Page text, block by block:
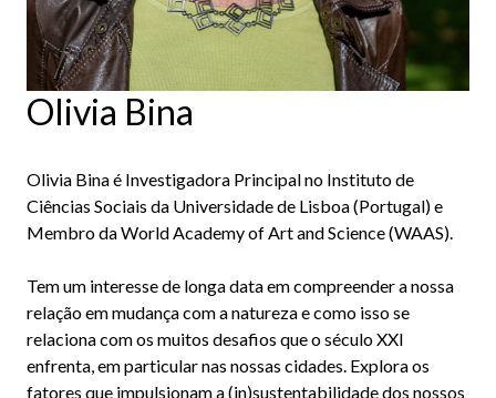
Olivia Bina
Olivia Bina é Investigadora Principal no Instituto de
Ciências Sociais da Universidade de Lisboa (Portugal) e
Membro da World Academy of Art and Science (WAAS).
Tem um interesse de longa data em compreender a nossa
relação em mudança com a natureza e como isso se
relaciona com os muitos desafios que o século XXI
enfrenta, em particular nas nossas cidades. Explora os
fatores que impulsionam a (in)sustentabilidade dos nossos